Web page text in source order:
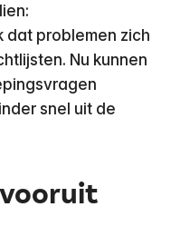
dat problemen zich
Nu kunnen
snel uit de